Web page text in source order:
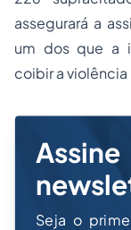
assegurará a
um dos que a
coibir aviolência
Seja o